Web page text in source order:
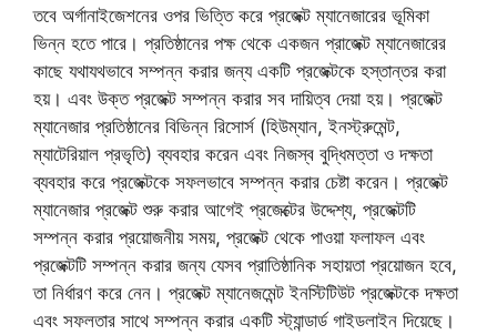
তবে অর্গানাইজেশনের ওপর ভিত্তি করে প্রজেক্ট ম্যানেজারের ভূমিকা
ভিন্ন হতে পারে। প্রতিষ্ঠানের পক্ষ থেকে একজন প্রাজেক্ট ম্যানেজারের
কাছে যথাযথভাবে সম্পন্ন করার জন্য একটি প্রজেক্টকে হস্তান্তর করা
হয়। এবং উক্ত প্রজেক্ট সম্পন্ন করার সব দায়িত্ব দেয়া হয়। প্রজেক্ট
ম্যানেজার প্রতিষ্ঠানের বিভিন্ন রিসোর্স (হিউম্যান, ইনস্ট্রুমেন্ট,
ম্যাটেরিয়াল প্রভৃতি) ব্যবহার করেন এবং নিজস্ব বুদ্ধিমত্তা ও দক্ষতা
ব্যবহার করে প্রজেক্টকে সফলভাবে সম্পন্ন করার চেষ্টা করেন। প্রজেক্ট
ম্যানেজার প্রজেক্ট শুরু করার আগেই প্রজেক্টের উদ্দেশ্য, প্রজেক্টটি
সম্পন্ন করার প্রয়োজনীয় সময়, প্রজেক্ট থেকে পাওয়া ফলাফল এবং
প্রজেক্টটি সম্পন্ন করার জন্য যেসব প্রাতিষ্ঠানিক সহায়তা প্রয়োজন হবে,
তা নির্ধারণ করে নেন। প্রজেক্ট ম্যানেজমেন্ট ইনস্টিটিউট প্রজেক্টকে দক্ষতা
এবং সফলতার সাথে সম্পন্ন করার একটি স্ট্যান্ডার্ড গাইডলাইন দিয়েছে।